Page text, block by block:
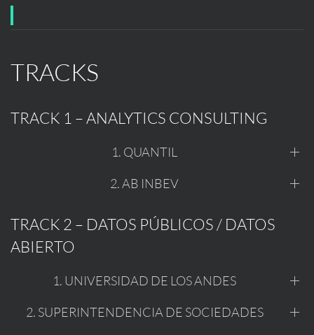
TRACKS
TRACK 1 – ANALYTICS CONSULTING
1. QUANTIL
2. AB INBEV
TRACK 2 – DATOS PÚBLICOS / DATOS
ABIERTO
1. UNIVERSIDAD DE LOS ANDES
2. SUPERINTENDENCIA DE SOCIEDADES